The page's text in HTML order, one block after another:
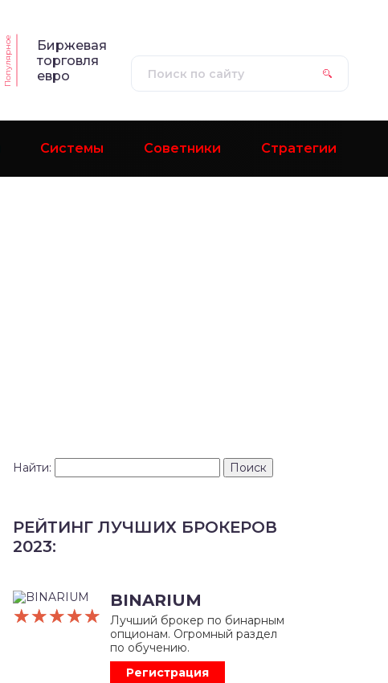
Популярное
Биржевая
торговля
евро
Системы Советники Стратегии
Найти:
РЕЙТИНГ ЛУЧШИХ БРОКЕРОВ
2023:
☆☆☆☆☆
★★★★★
BINARIUM
Лучший брокер по бинарным
опционам. Огромный раздел
по обучению.
Регистрация